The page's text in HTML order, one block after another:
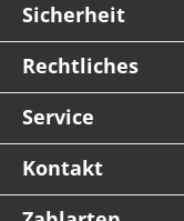
Sicherheit
Rechtliches
Service
Kontakt